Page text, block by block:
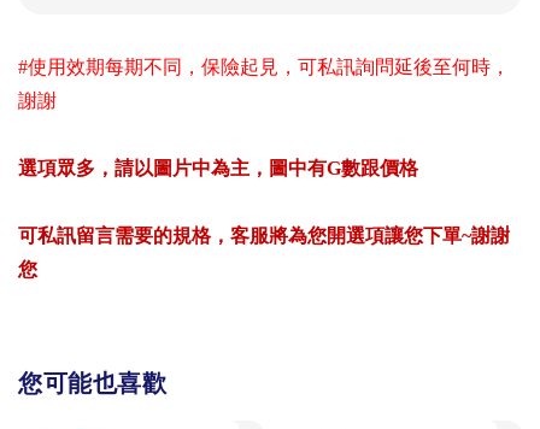
#使用效期每期不同，保險起見，可私訊詢問延後至何時，
謝謝
選項眾多，請以圖片中為主，圖中有G數跟價格
可私訊留言需要的規格，客服將為您開選項讓您下單~謝謝
您
您可能也喜歡